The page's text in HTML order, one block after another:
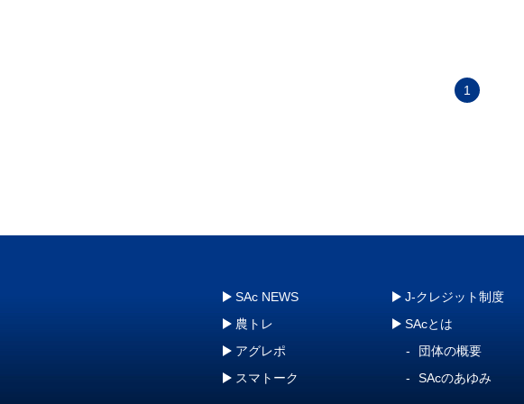
1
SAc NEWS
農トレ
アグレポ
スマトーク
J-クレジット制度
SAcとは
団体の概要
SAcのあゆみ